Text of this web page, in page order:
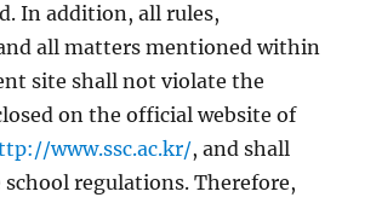
In addition, all rules,
all matters mentioned within
site shall not violate the
on the official website of
www.ssc.ac.kr/, and shall
regulations. Therefore,